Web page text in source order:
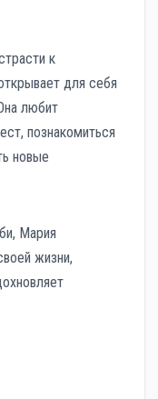
к
для себя
любит
познакомиться
новые
Мария
жизни,